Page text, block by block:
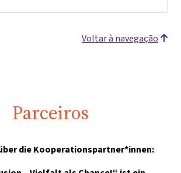
Voltar à navegação
Parceiros
die Kooperationspartner*innen: